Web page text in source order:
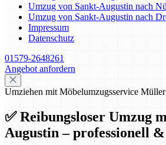
Umzug von Sankt-Augustin nach
Umzug von Sankt-Augustin nach
Impressum
Datenschutz
01579-2648261
Angebot anfordern
Umziehen mit Möbelumzugsservice Müller
✅ Reibungsloser Umzug
Augustin – professionell